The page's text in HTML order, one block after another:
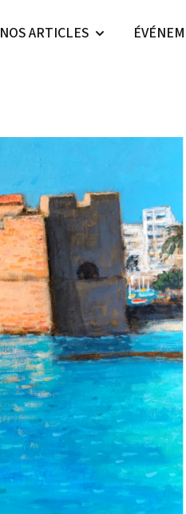
NOS ARTICLES